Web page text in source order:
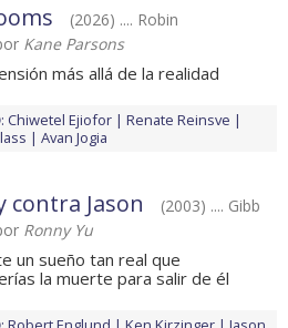
(2026) .... Robin
Kane Parsons
más allá de la realidad
: Chiwetel Ejiofor
Renate Reinsve
Avan Jogia
contra Jason
(2003) .... Gibb
Ronny Yu
un sueño tan real que
la muerte para salir de él